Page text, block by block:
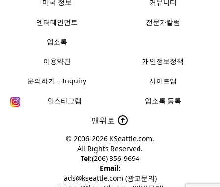
미국 정보 커뮤니티
엔터테인먼트 전문가칼럼
업소록
이용약관 개인정보정책
문의하기 – Inquiry 사이트맵
인스타그램 업소록 등록
맨위로
© 2006-2026 KSeattle.com.
All Rights Reserved.
Tel:(206) 356-9694
Email:
ads@kseattle.com (광고문의)